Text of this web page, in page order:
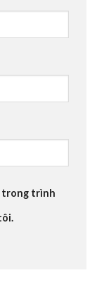
trong trình